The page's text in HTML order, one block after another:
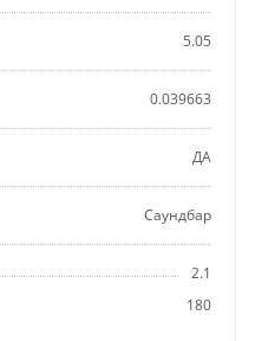
5.05
0.039663
ДА
Саундбар
2.1
180